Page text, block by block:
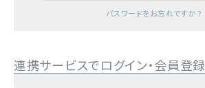
メディアさま向け窓口
パスワードをお忘れですか？
連携サービスでログイン・会員登録